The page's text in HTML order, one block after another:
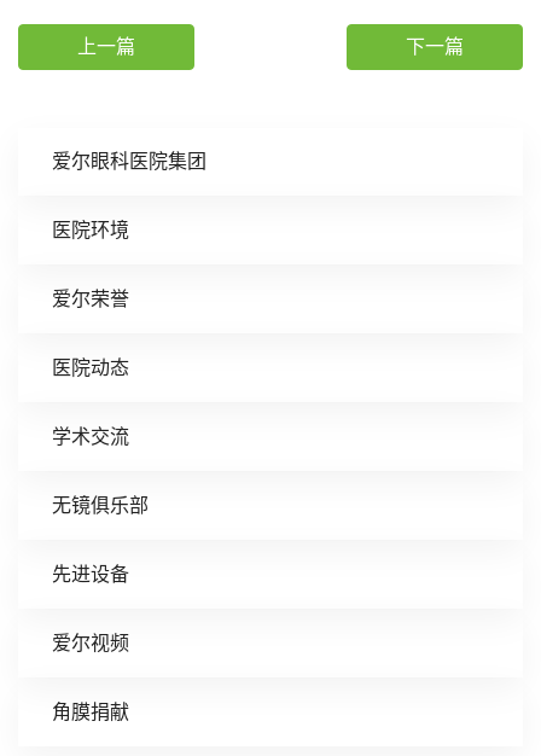
爱尔眼科医院集团
医院环境
爱尔荣誉
医院动态
学术交流
无镜俱乐部
先进设备
爱尔视频
角膜捐献
上一篇 下一篇